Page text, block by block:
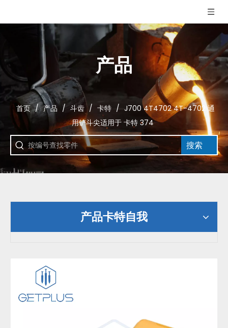
产品
首页 / 产品 / 斗齿 / 卡特 / J700 4T4702 4T-4702 通
用铲斗尖适用于 卡特 374
搜索
产品卡特自我